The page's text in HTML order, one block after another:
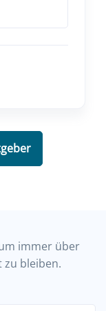
immer über
bleiben.